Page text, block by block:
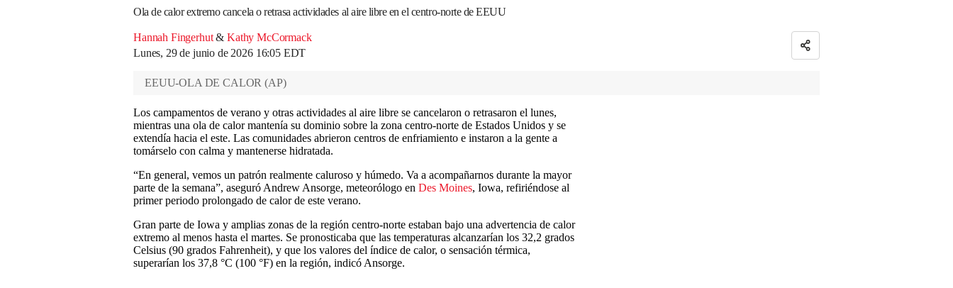
Ola de calor extremo cancela o retrasa actividades al aire libre en el centro-norte de EEUU
Hannah Fingerhut & Kathy McCormack
Lunes, 29 de junio de 2026 16:05 EDT
EEUU-OLA DE CALOR (AP)
Los campamentos de verano y otras actividades al aire libre se cancelaron o retrasaron el lunes,
mientras una ola de calor mantenía su dominio sobre la zona centro-norte de Estados Unidos y se
extendía hacia el este. Las comunidades abrieron centros de enfriamiento e instaron a la gente a
tomárselo con calma y mantenerse hidratada.
“En general, vemos un patrón realmente caluroso y húmedo. Va a acompañarnos durante la mayor
parte de la semana”, aseguró Andrew Ansorge, meteorólogo en Des Moines, Iowa, refiriéndose al
primer periodo prolongado de calor de este verano.
Gran parte de Iowa y amplias zonas de la región centro-norte estaban bajo una advertencia de calor
extremo al menos hasta el martes. Se pronosticaba que las temperaturas alcanzarían los 32,2 grados
Celsius (90 grados Fahrenheit), y que los valores del índice de calor, o sensación térmica,
superarían los 37,8 °C (100 °F) en la región, indicó Ansorge.